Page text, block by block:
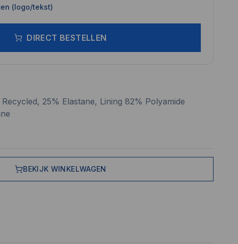
(logo/tekst)
DIRECT BESTELLEN
25% Elastane, Lining 82% Polyamide
BEKIJK WINKELWAGEN